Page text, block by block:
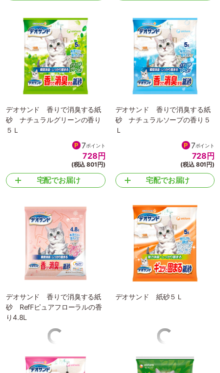
デオサンド 香りで消臭する紙
砂 ナチュラルグリーンの香り
５Ｌ
7ポイント
728 円
(税込 801円)
宅配でお届け
デオサンド 香りで消臭する紙
砂 ナチュラルソープの香り５
Ｌ
7ポイント
728 円
(税込 801円)
宅配でお届け
デオサンド 香りで消臭する紙
砂 RefFピュアフローラルの香
り4.8L
宅配でお届け
デオサンド 紙砂５Ｌ
宅配でお届け